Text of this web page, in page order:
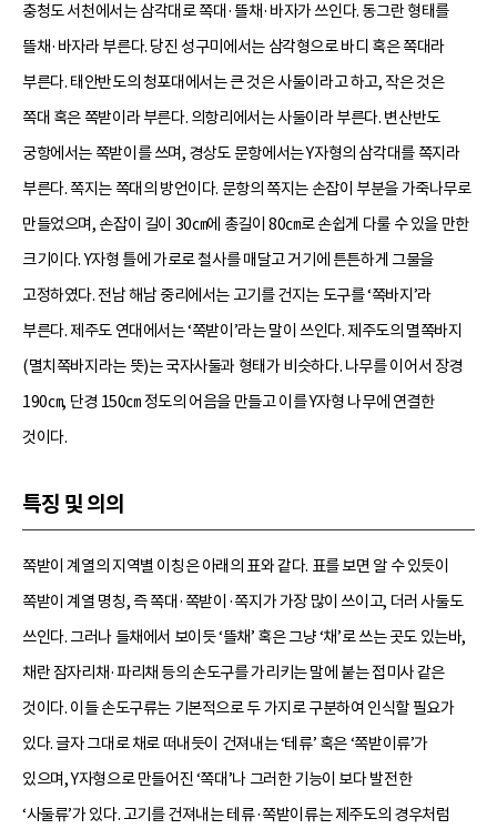
충청도 서천에서는 삼각대로 쪽대·뜰채·바자가 쓰인다. 동그란 형태를
뜰채·바자라 부른다. 당진 성구미에서는 삼각형으로 바디 혹은 쪽대라
부른다. 태안반도의 청포대에서는 큰 것은 사둘이라고 하고, 작은 것은
쪽대 혹은 쪽받이라 부른다. 의항리에서는 사둘이라 부른다. 변산반도
궁항에서는 쪽받이를 쓰며, 경상도 문항에서는 Y자형의 삼각대를 쪽지라
부른다. 쪽지는 쪽대의 방언이다. 문항의 쪽지는 손잡이 부분을 가죽나무로
만들었으며, 손잡이 길이 30㎝에 총길이 80㎝로 손쉽게 다룰 수 있을 만한
크기이다. Y자형 틀에 가로로 철사를 매달고 거기에 튼튼하게 그물을
고정하였다. 전남 해남 중리에서는 고기를 건지는 도구를 ‘쪽바지’라
부른다. 제주도 연대에서는 ‘쪽받이’라는 말이 쓰인다. 제주도의 멸쪽바지
(멸치쪽바지라는 뜻)는 국자사둘과 형태가 비슷하다. 나무를 이어서 장경
190㎝, 단경 150㎝ 정도의 어음을 만들고 이를 Y자형 나무에 연결한
것이다.
특징 및 의의
쪽받이 계열의 지역별 이칭은 아래의 표와 같다. 표를 보면 알 수 있듯이
쪽받이 계열 명칭, 즉 쪽대·쪽받이·쪽지가 가장 많이 쓰이고, 더러 사둘도
쓰인다. 그러나 들채에서 보이듯 ‘뜰채’ 혹은 그냥 ‘채’로 쓰는 곳도 있는바,
채란 잠자리채·파리채 등의 손도구를 가리키는 말에 붙는 접미사 같은
것이다. 이들 손도구류는 기본적으로 두 가지로 구분하여 인식할 필요가
있다. 글자 그대로 채로 떠내듯이 건져내는 ‘테류’ 혹은 ‘쪽받이류’가
있으며, Y자형으로 만들어진 ‘쪽대’나 그러한 기능이 보다 발전한
‘사둘류’가 있다. 고기를 건져내는 테류·쪽받이류는 제주도의 경우처럼